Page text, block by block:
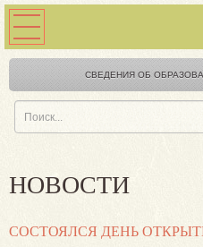
СВЕДЕНИЯ ОБ
НОВОСТИ
СОСТОЯЛСЯ ДЕНЬ